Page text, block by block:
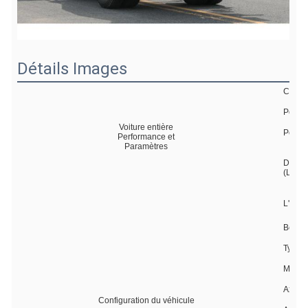
Détails Images
Voiture entière
Performance et
Paramètres
Poids
Poids
Configuration du véhicule
Boîte
Type
Axe